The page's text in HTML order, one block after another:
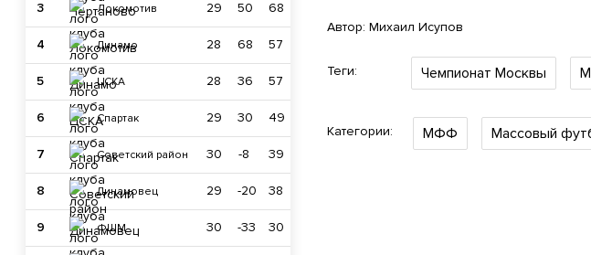
3 Локомотив 29 50 68
4 Динамо 28 68 57
5 ЦСКА 28 36 57
6 Спартак 29 30 49
7 Советский район 30 -8 39
8 Динамовец 29 -20 38
9 ФШМ 30 -33 30
Автор: Михаил Исупов
Теги: Чемпионат Москвы
Категории: МФФ Массовый